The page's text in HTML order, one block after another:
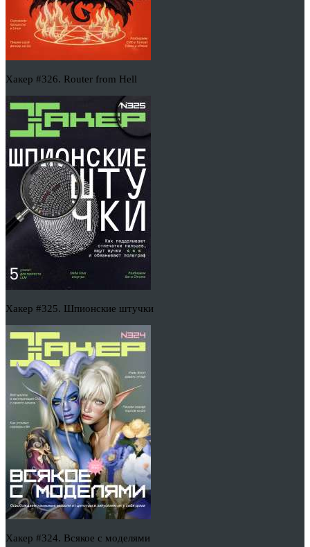
Хакер #326. Router from Hell
Хакер #325. Шпионские штучки
Хакер #324. Всякое с моделями